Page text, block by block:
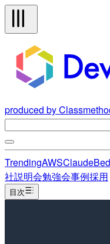
produced by
TrendingAWSClaude
社説明会勉強会事例採用
目次